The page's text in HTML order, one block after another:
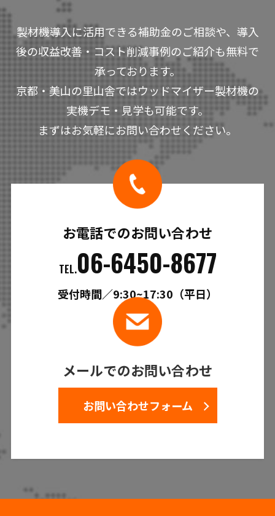
製材機導入に活用できる補助金のご相談や、導入
後の収益改善・コスト削減事例のご紹介も無料で
承っております。
京都・美山の里山舎ではウッドマイザー製材機の
実機デモ・見学も可能です。
まずはお気軽にお問い合わせください。
お電話でのお問い合わせ
TEL.06-6450-8677
受付時間／9:30~17:30（平日）
メールでのお問い合わせ
お問い合わせフォーム